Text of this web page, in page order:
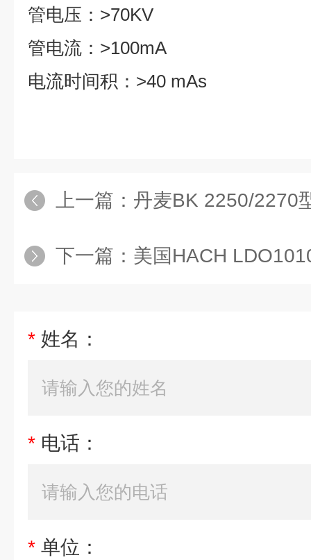
管电压：>70KV
管电流：>100mA
电流时间积：>40 mAs
上一篇： 丹麦BK 2250/2270
下一篇： 美国HACH
* 姓名：
* 电话：
* 单位：